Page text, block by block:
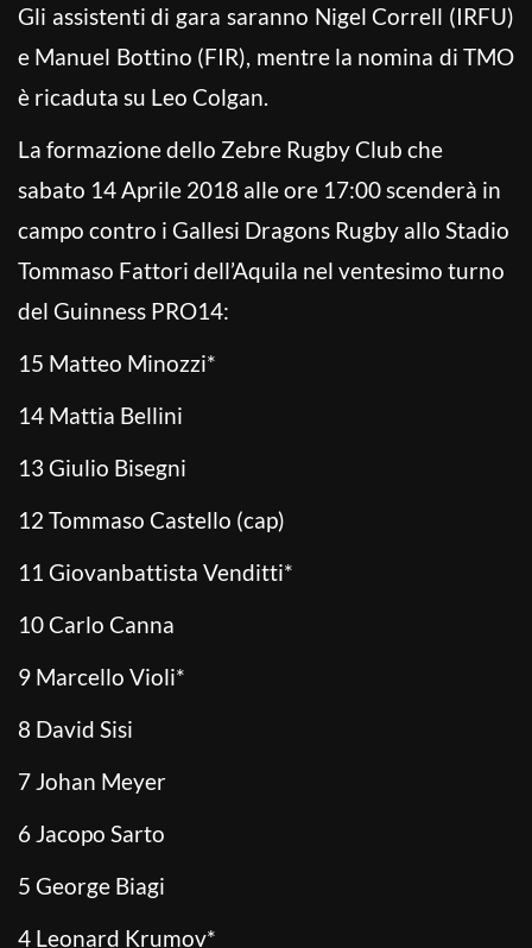
Gli assistenti di gara saranno Nigel Correll (IRFU)
e Manuel Bottino (FIR), mentre la nomina di TMO
è ricaduta su Leo Colgan.
La formazione dello Zebre Rugby Club che
sabato 14 Aprile 2018 alle ore 17:00 scenderà in
campo contro i Gallesi Dragons Rugby allo Stadio
Tommaso Fattori dell’Aquila nel ventesimo turno
del Guinness PRO14:
15 Matteo Minozzi*
14 Mattia Bellini
13 Giulio Bisegni
12 Tommaso Castello (cap)
11 Giovanbattista Venditti*
10 Carlo Canna
9 Marcello Violi*
8 David Sisi
7 Johan Meyer
6 Jacopo Sarto
5 George Biagi
4 Leonard Krumov*